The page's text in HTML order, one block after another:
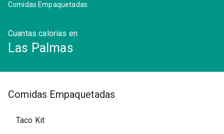
Comidas Empaquetadas
Cuantas calorías en
Las Palmas
Comidas Empaquetadas
Taco Kit